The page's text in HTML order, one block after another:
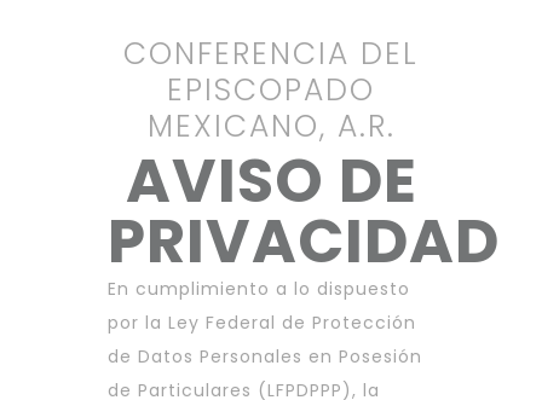
CONFERENCIA DEL
EPISCOPADO
MEXICANO, A.R.
AVISO DE
PRIVACIDAD
En cumplimiento a lo dispuesto
por la Ley Federal de Protección
de Datos Personales en Posesión
de Particulares (LFPDPPP), la